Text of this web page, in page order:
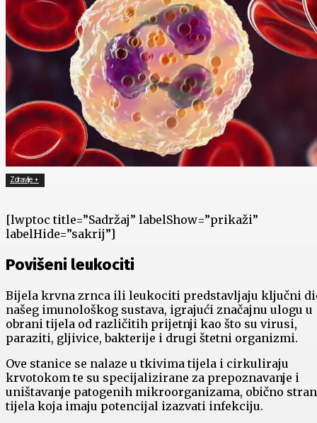
Zdravlje +
[lwptoc title=”Sadržaj” labelShow=”prikaži”
labelHide=”sakrij”]
Povišeni leukociti
Bijela krvna zrnca ili leukociti predstavljaju ključni
našeg imunološkog sustava, igrajući značajnu ulogu u
obrani tijela od različitih prijetnji kao što su virusi,
paraziti, gljivice, bakterije i drugi štetni organizmi.
Ove stanice se nalaze u tkivima tijela i cirkuliraju
krvotokom te su specijalizirane za prepoznavanje i
uništavanje patogenih mikroorganizama, obično
tijela koja imaju potencijal izazvati infekciju.